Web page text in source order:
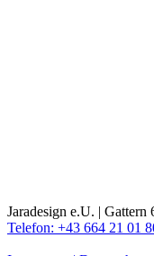
Jaradesign e.U. | Gattern
Telefon: +43 664 21 01